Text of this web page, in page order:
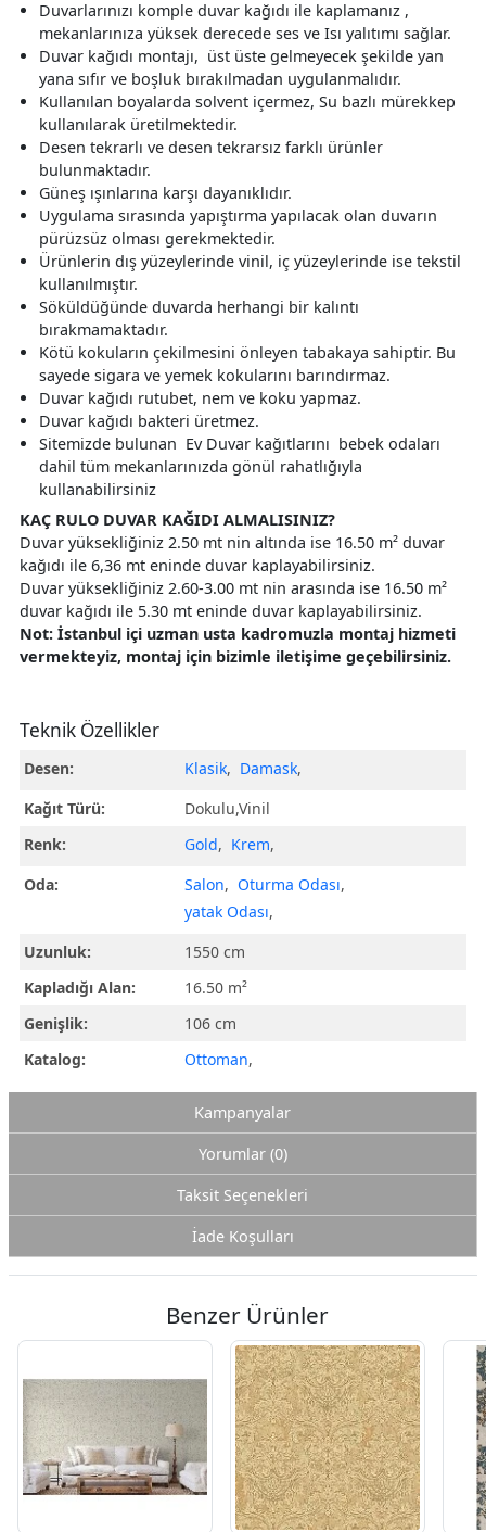
Duvarlarınızı komple duvar kağıdı ile kaplamanız ,
mekanlarınıza yüksek derecede ses ve Isı yalıtımı sağlar.
Duvar kağıdı montajı, üst üste gelmeyecek şekilde yan
yana sıfır ve boşluk bırakılmadan uygulanmalıdır.
Kullanılan boyalarda solvent içermez, Su bazlı mürekkep
kullanılarak üretilmektedir.
Desen tekrarlı ve desen tekrarsız farklı ürünler
bulunmaktadır.
Güneş ışınlarına karşı dayanıklıdır.
Uygulama sırasında yapıştırma yapılacak olan duvarın
pürüzsüz olması gerekmektedir.
Ürünlerin dış yüzeylerinde vinil, iç yüzeylerinde ise tekstil
kullanılmıştır.
Söküldüğünde duvarda herhangi bir kalıntı
bırakmamaktadır.
Kötü kokuların çekilmesini önleyen tabakaya sahiptir. Bu
sayede sigara ve yemek kokularını barındırmaz.
Duvar kağıdı rutubet, nem ve koku yapmaz.
Duvar kağıdı bakteri üretmez.
Sitemizde bulunan Ev Duvar kağıtlarını bebek odaları
dahil tüm mekanlarınızda gönül rahatlığıyla
kullanabilirsiniz
KAÇ RULO DUVAR KAĞIDI ALMALISINIZ?
Duvar yüksekliğiniz 2.50 mt nin altında ise 16.50 m² duvar
kağıdı ile 6,36 mt eninde duvar kaplayabilirsiniz.
Duvar yüksekliğiniz 2.60-3.00 mt nin arasında ise 16.50 m²
duvar kağıdı ile 5.30 mt eninde duvar kaplayabilirsiniz.
Not: İstanbul içi uzman usta kadromuzla montaj hizmeti
vermekteyiz, montaj için bizimle iletişime geçebilirsiniz.
Teknik Özellikler
Desen: Klasik, Damask,
Kağıt Türü:
Dokulu,Vinil
Renk:
Gold, Krem,
Oda:
Salon, Oturma Odası,
yatak Odası,
Uzunluk:
1550 cm
Kapladığı Alan:
16.50 m²
Genişlik:
106 cm
Katalog:
Ottoman,
Kampanyalar
Yorumlar (0)
Taksit Seçenekleri
İade Koşulları
Benzer Ürünler